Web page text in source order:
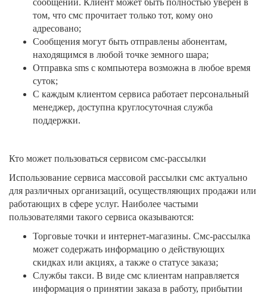
сообщении. Клиент может быть полностью уверен в
том, что смс прочитает только тот, кому оно
адресовано;
Сообщения могут быть отправлены абонентам,
находящимся в любой точке земного шара;
Отправка sms с компьютера возможна в любое время
суток;
С каждым клиентом сервиса работает персональный
менеджер, доступна круглосуточная служба
поддержки.
Кто может пользоваться сервисом смс-рассылки
Использование сервиса массовой рассылки смс актуально
для различных организаций, осуществляющих продажи или
работающих в сфере услуг. Наиболее частыми
пользователями такого сервиса оказываются:
Торговые точки и интернет-магазины. Смс-рассылка
может содержать информацию о действующих
скидках или акциях, а также о статусе заказа;
Службы такси. В виде смс клиентам направляется
информация о принятии заказа в работу, прибытии